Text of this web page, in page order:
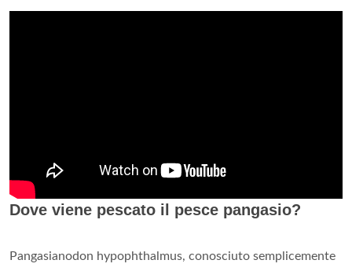
Dove viene pescato il pesce pangasio?
Pangasianodon hypophthalmus, conosciuto semplicemente